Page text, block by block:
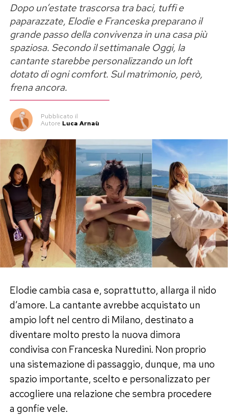
Il confronto con la discussa campagna “Open to
Meraviglia” viene quasi spontaneo. Due estati
dopo la Venere di Botticelli trasformata in
influencer, al suo posto arriva J.Lo in carne,
ossa, cappelli a falda larga e guardaroba
studiato nei minimi dettagli.
La differenza è che Jennifer Lopez non deve
inventarsi nulla. Visita città d’arte, assaggia
specialità italiane, si lascia fotografare davanti ai
monumenti e mostra tutto ai suoi follower.
Nessun messaggio istituzionale, nessuna
grafica patinata: soltanto la normale vita da
superstar in vacanza, che normale naturalmente
non è.
L’effetto promozionale, però, appare
immediato. Ogni tappa alimenta articoli, video,
ricerche online e fantasie di viaggio. E mentre
qualcuno si domanda quanto possa costare
replicare il suo itinerario, l’Italia incassa una
pubblicità internazionale difficilmente
quantificabile.
Dopo un’estate trascorsa tra baci, tuffi e
paparazzate, Elodie e Franceska preparano il
grande passo della convivenza in una casa più
spaziosa. Secondo il settimanale Oggi, la
cantante starebbe personalizzando un loft
dotato di ogni comfort. Sul matrimonio, però,
frena ancora.
Pubblicato il
Autore Luca Arnaù
Elodie cambia casa e, soprattutto, allarga il nido
d’amore. La cantante avrebbe acquistato un
ampio loft nel centro di Milano, destinato a
diventare molto presto la nuova dimora
condivisa con Franceska Nuredini. Non proprio
una sistemazione di passaggio, dunque, ma uno
spazio importante, scelto e personalizzato per
accogliere una relazione che sembra procedere
a gonfie vele.